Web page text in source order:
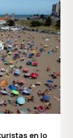
en lo